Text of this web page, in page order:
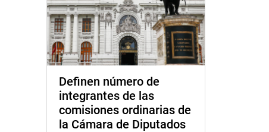
Definen número de
integrantes de las
comisiones ordinarias de
la Cámara de Diputados